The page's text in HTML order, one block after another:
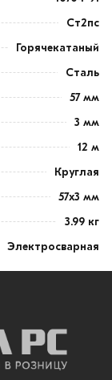
Ст2пс
Горячекатаный
Сталь
57 мм
3 мм
12 м
Круглая
57х3 мм
3.99 кг
Электросварная